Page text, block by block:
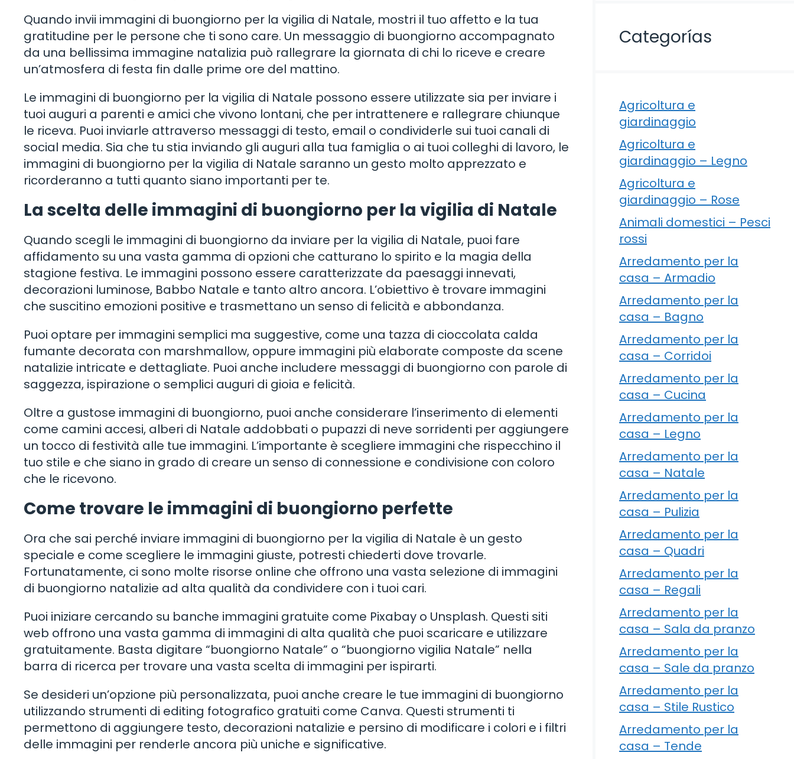
Quando invii immagini di buongiorno per la vigilia di Natale, mostri il tuo affetto e la tua
gratitudine per le persone che ti sono care. Un messaggio di buongiorno accompagnato
da una bellissima immagine natalizia può rallegrare la giornata di chi lo riceve e creare
un’atmosfera di festa fin dalle prime ore del mattino.
Le immagini di buongiorno per la vigilia di Natale possono essere utilizzate sia per inviare i
tuoi auguri a parenti e amici che vivono lontani, che per intrattenere e rallegrare chiunque
le riceva. Puoi inviarle attraverso messaggi di testo, email o condividerle sui tuoi canali di
social media. Sia che tu stia inviando gli auguri alla tua famiglia o ai tuoi colleghi di lavoro, le
immagini di buongiorno per la vigilia di Natale saranno un gesto molto apprezzato e
ricorderanno a tutti quanto siano importanti per te.
La scelta delle immagini di buongiorno per la vigilia di Natale
Quando scegli le immagini di buongiorno da inviare per la vigilia di Natale, puoi fare
affidamento su una vasta gamma di opzioni che catturano lo spirito e la magia della
stagione festiva. Le immagini possono essere caratterizzate da paesaggi innevati,
decorazioni luminose, Babbo Natale e tanto altro ancora. L’obiettivo è trovare immagini
che suscitino emozioni positive e trasmettano un senso di felicità e abbondanza.
Puoi optare per immagini semplici ma suggestive, come una tazza di cioccolata calda
fumante decorata con marshmallow, oppure immagini più elaborate composte da scene
natalizie intricate e dettagliate. Puoi anche includere messaggi di buongiorno con parole di
saggezza, ispirazione o semplici auguri di gioia e felicità.
Oltre a gustose immagini di buongiorno, puoi anche considerare l’inserimento di elementi
come camini accesi, alberi di Natale addobbati o pupazzi di neve sorridenti per aggiungere
un tocco di festività alle tue immagini. L’importante è scegliere immagini che rispecchino il
tuo stile e che siano in grado di creare un senso di connessione e condivisione con coloro
che le ricevono.
Come trovare le immagini di buongiorno perfette
Ora che sai perché inviare immagini di buongiorno per la vigilia di Natale è un gesto
speciale e come scegliere le immagini giuste, potresti chiederti dove trovarle.
Fortunatamente, ci sono molte risorse online che offrono una vasta selezione di immagini
di buongiorno natalizie ad alta qualità da condividere con i tuoi cari.
Puoi iniziare cercando su banche immagini gratuite come Pixabay o Unsplash. Questi siti
web offrono una vasta gamma di immagini di alta qualità che puoi scaricare e utilizzare
gratuitamente. Basta digitare “buongiorno Natale” o “buongiorno vigilia Natale” nella
barra di ricerca per trovare una vasta scelta di immagini per ispirarti.
Se desideri un’opzione più personalizzata, puoi anche creare le tue immagini di buongiorno
utilizzando strumenti di editing fotografico gratuiti come Canva. Questi strumenti ti
permettono di aggiungere testo, decorazioni natalizie e persino di modificare i colori e i filtri
delle immagini per renderle ancora più uniche e significative.
Categorías
Agricoltura e
giardinaggio
Agricoltura e
giardinaggio – Legno
Agricoltura e
giardinaggio – Rose
Animali domestici – Pesci
rossi
Arredamento per la
casa – Armadio
Arredamento per la
casa – Bagno
Arredamento per la
casa – Corridoi
Arredamento per la
casa – Cucina
Arredamento per la
casa – Legno
Arredamento per la
casa – Natale
Arredamento per la
casa – Pulizia
Arredamento per la
casa – Quadri
Arredamento per la
casa – Regali
Arredamento per la
casa – Sala da pranzo
Arredamento per la
casa – Sale da pranzo
Arredamento per la
casa – Stile Rustico
Arredamento per la
casa – Tende